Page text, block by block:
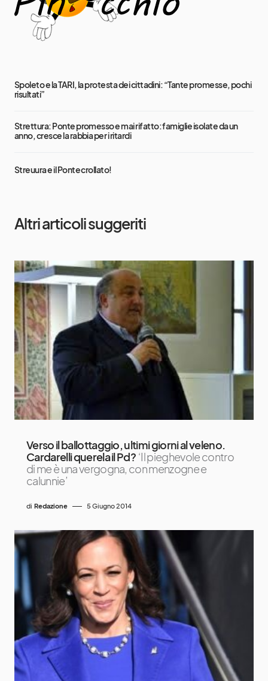
Spoleto e la TARI, la protesta dei cittadini: “Tante promesse, pochi
risultati”
Strettura: Ponte promesso e mai rifatto: famiglie isolate da un
anno, cresce la rabbia per i ritardi
Streuura e il Ponte crollato!
Altri articoli suggeriti
Verso il ballottaggio, ultimi giorni al veleno.
Cardarelli querela il Pd? ‘Il pieghevole contro
di me è una vergogna, con menzogne e
calunnie’
di Redazione 5 Giugno 2014